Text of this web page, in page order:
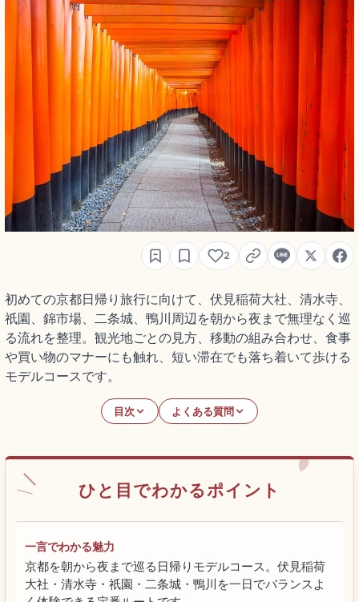
2
初めての京都日帰り旅行に向けて、伏見稲荷大社、清水寺、
祇園、錦市場、二条城、鴨川周辺を朝から夜まで無理なく巡
る流れを整理。観光地ごとの見方、移動の組み合わせ、食事
や買い物のマナーにも触れ、短い滞在でも落ち着いて歩ける
モデルコースです。
目次 よくある質問
ひと目でわかるポイント
一言でわかる魅力
京都を朝から夜まで巡る日帰りモデルコース。伏見稲荷
大社・清水寺・祇園・二条城・鴨川を一日でバランスよ